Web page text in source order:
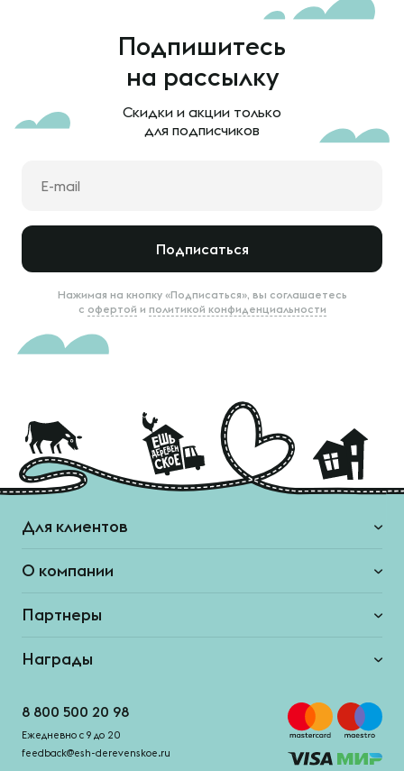
Подпишитесь
на рассылку
Скидки и акции только
для подписчиков
Подписаться
Нажимая на кнопку «Подписаться», вы соглашаетесь
с офертой и политикой конфиденциальности
Для клиентов
О компании
Партнеры
Награды
8 800 500 20 98
Ежедневно с 9 до 20
feedback@esh-derevenskoe.ru